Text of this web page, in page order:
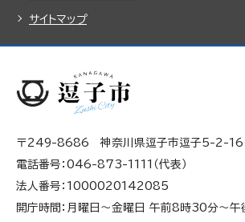
サイトマップ
〒249-8686 神奈川県逗子市逗子5-2-16
電話番号：046-873-1111（代表）
法人番号：1000020142085
開庁時間：月曜日～金曜日 午前8時30分～午